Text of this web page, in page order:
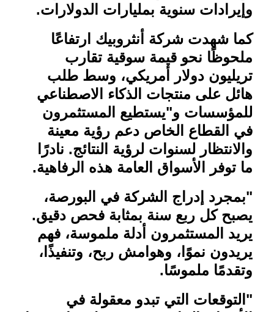
وإيرادات سنوية بمليارات الدولارات.
كما شهدت شركة أنثروبيك ارتفاعًا
ملحوظًا نحو قيمة سوقية تقارب
تريليون دولار أمريكي، وسط طلب
هائل على منتجات الذكاء الاصطناعي
للمؤسسات و"يستطيع المستثمرون
في القطاع الخاص دعم رؤية معينة
والانتظار لسنوات لرؤية النتائج. نادرًا
ما توفر الأسواق العامة هذه الرفاهية.
"بمجرد إدراج الشركة في البورصة،
يصبح كل ربع سنة بمثابة فحص دقيق.
يريد المستثمرون أدلة ملموسة، فهم
يريدون نموًا، وهوامش ربح، وتنفيذًا،
وتقدمًا ملموسًا.
" التوقعات التي تبدو معقولة في